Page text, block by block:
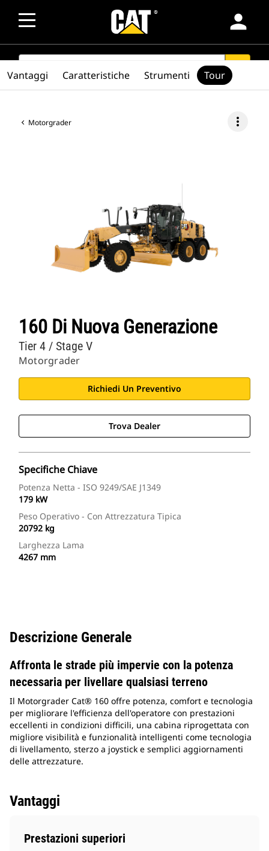
person
SEARCH search
Motorgrader more_vert
160 Di Nuova Generazione
Motorgrader
Tier 4 / Stage V
Richiedi Un Preventivo
Trova Dealer
Specifiche Chiave
Potenza Netta - ISO 9249/SAE J1349
179 kW
Peso Operativo - Con Attrezzatura Tipica
20792 kg
Larghezza Lama
4267 mm
Vantaggi Caratteristiche Strumenti Tour
Descrizione Generale
Affronta le strade più impervie con la potenza
necessaria per livellare qualsiasi terreno
Il Motorgrader Cat® 160 offre potenza, comfort e tecnologia
per migliorare l'efficienza dell'operatore con prestazioni
eccellenti in condizioni difficili, una cabina riprogettata con
migliore visibilità e funzionalità intelligenti come tecnologia
di livellamento, sterzo a joystick e semplici aggiornamenti
delle attrezzature.
Vantaggi
Prestazioni superiori